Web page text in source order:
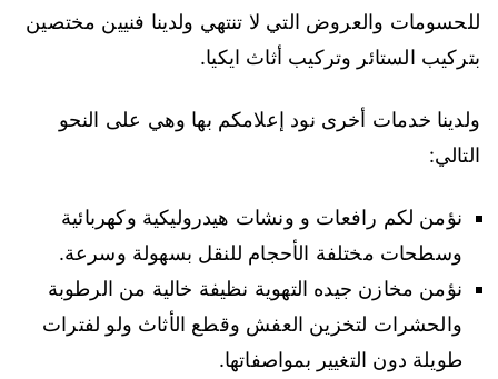
للحسومات والعروض التي لا تنتهي ولدينا فنيين مختصين
بتركيب الستائر وتركيب أثاث ايكيا.
ولدينا خدمات أخرى نود إعلامكم بها وهي على النحو
التالي:
نؤمن لكم رافعات و ونشات هيدروليكية وكهربائية
وسطحات مختلفة الأحجام للنقل بسهولة وسرعة.
نؤمن مخازن جيده التهوية نظيفة خالية من الرطوبة
والحشرات لتخزين العفش وقطع الأثاث ولو لفترات
طويلة دون التغيير بمواصفاتها.